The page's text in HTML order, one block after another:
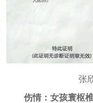
张
伤情：女孩寰枢椎